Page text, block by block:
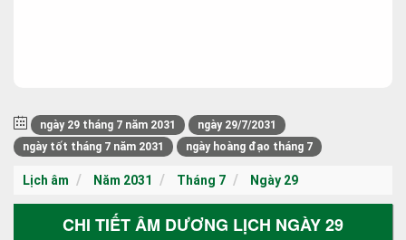
ngày 29 tháng 7 năm 2031
ngày 29/7/2031
ngày tốt tháng 7 năm 2031
ngày hoàng đạo tháng 7
Lịch âm Năm 2031 Tháng 7 Ngày 29
CHI TIẾT ÂM DƯƠNG LỊCH NGÀY 29